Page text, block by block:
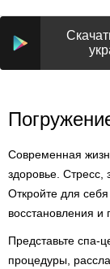
Современная
здоровье. Стресс,
Откройте для
восстановления и
Представьте спа-
процедуры,